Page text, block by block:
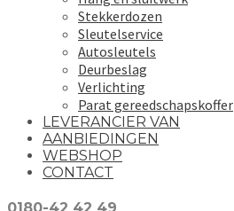
Stekkerdozen
Sleutelservice
Autosleutels
Deurbeslag
Verlichting
Parat gereedschapskoffer
LEVERANCIER VAN
AANBIEDINGEN
WEBSHOP
CONTACT